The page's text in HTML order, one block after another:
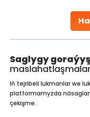
Saglygy goraýyş
maslahatlaşmalar
Iň tejribeli lukmanlar we
platformamyzda
çekişme.